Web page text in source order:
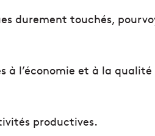
durement touchés,
l’économie et à la qualité
productives.